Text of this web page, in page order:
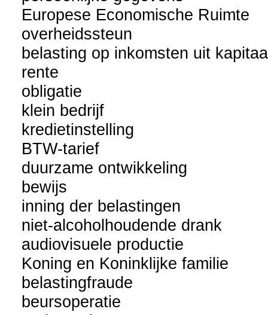
Europese Economische Ruimte
overheidssteun
belasting op inkomsten uit
rente
obligatie
klein bedrijf
kredietinstelling
BTW-tarief
duurzame ontwikkeling
bewijs
inning der belastingen
niet-alcoholhoudende drank
audiovisuele productie
Koning en Koninklijke familie
belastingfraude
beursoperatie